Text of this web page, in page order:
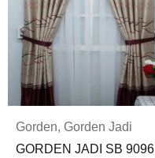
Gorden, Gorden Jadi
GORDEN JADI SB 9096